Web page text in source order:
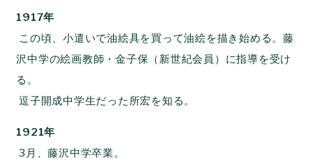
1917年
この頃、小遣いで油絵具を買って油絵を描き始める。藤
沢中学の絵画教師・金子保（新世紀会員）に指導を受け
る。
逗子開成中学生だった所宏を知る。
1921年
3月、藤沢中学卒業。